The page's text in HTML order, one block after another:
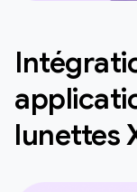
lunettes